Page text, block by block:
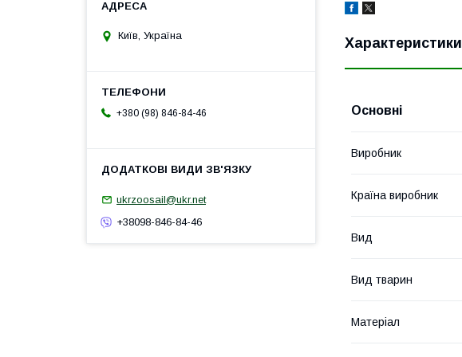
Характеристики
Основні
Виробник
Країна виробник
Вид
Вид тварин
Матеріал
Київ, Україна
+380 (98) 846-84-46
ukrzoosail@ukr.net
+38098-846-84-46